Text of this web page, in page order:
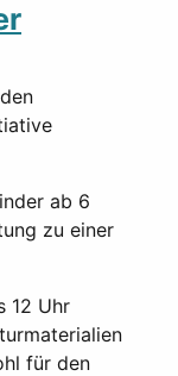
ab 6
zu einer
12 Uhr
für den